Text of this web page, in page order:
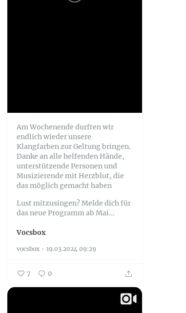
Am Wochenende durften wir
endlich wieder unsere
Klangfarben zur Geltung bringen.
Danke an alle helfenden Hände,
unterstützende Personen und
Musizierende mit Herzblut, die
das möglich gemacht haben
Lust mitzusingen? Melde dich für
das neue Programm ab Mai...
Vocsbox
vocsbox 19.03.2024 09:29
7 0